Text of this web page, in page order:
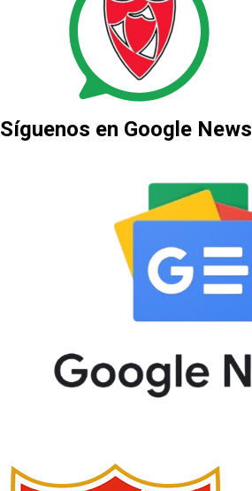
Síguenos en Google News